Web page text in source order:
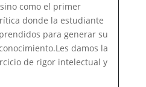
como el primer
donde la estudiante
para generar su
damos la
de rigor intelectual y